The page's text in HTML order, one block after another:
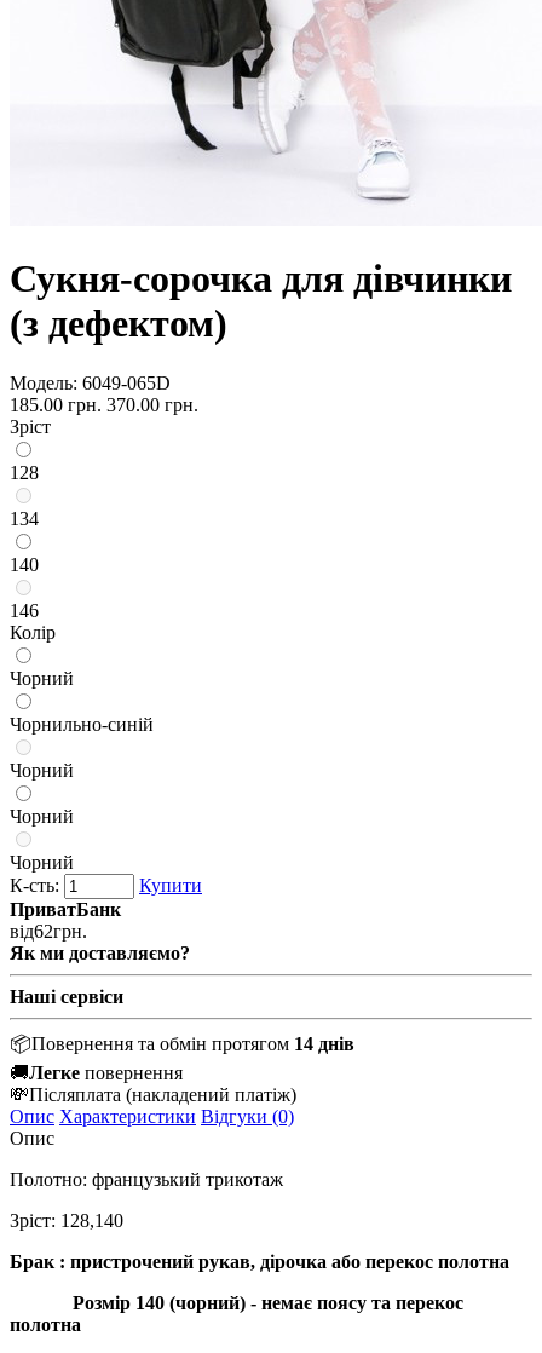
Сукня-сорочка для дівчинки
(з дефектом)
Модель: 6049-065D
185.00 грн. 370.00 грн.
Зріст
128
134
140
146
Колір
Чорний
Чорнильно-синій
Чорний
Чорний
Чорний
К-сть:
Купити
ПриватБанк
від62грн.
Як ми доставляємо?
Наші сервіси
📦Повернення та обмін протягом 14 днів
🚚Легке повернення
💸Післяплата (накладений платіж)
Опис Характеристики Відгуки (0)
Опис
Полотно: французький трикотаж
Зріст: 128,140
Брак : пристрочений рукав, дірочка або перекос полотна
Розмір 140 (чорний) - немає поясу та перекос
полотна